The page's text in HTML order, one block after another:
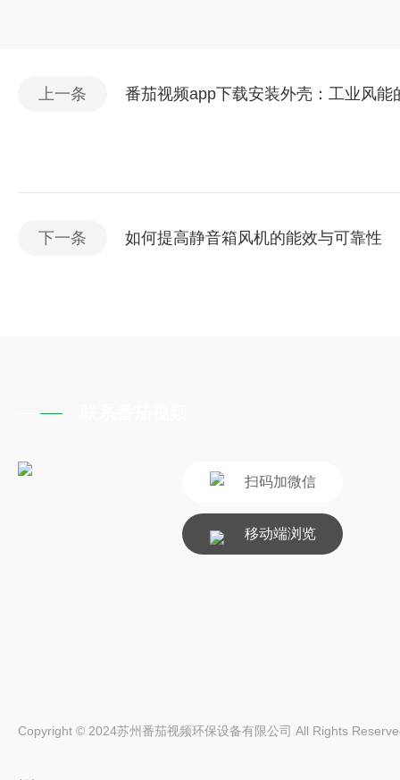
上一条 番茄视频app下载安装外壳：工业风
下一条 如何提高静音箱风机的能效与可靠性
扫码加微信
移动端浏览
Copyright © 2024苏州番茄视频环保设备有限公司 All Rights